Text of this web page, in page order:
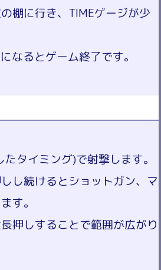
棚に行き、TIMEゲージが少
なるとゲーム終了です。
タイミング)で射撃します。
し続けるとショットガン、マ
す。
押しすることで範囲が広がり